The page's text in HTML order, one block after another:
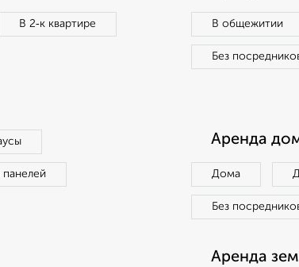
В 2‑к квартире В общежитии
Без
панелей
Аренда
Дома
Без
Аренда